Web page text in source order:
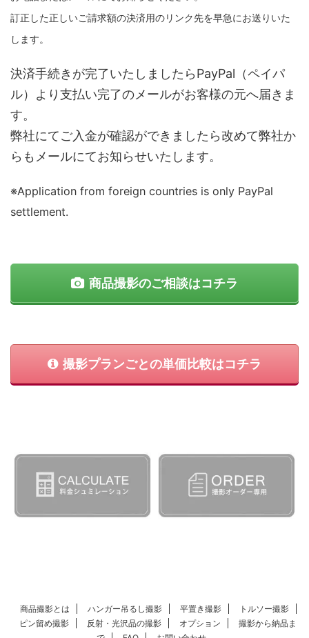
訂正した正しいご請求額の決済用のリンク先を早急にお送りいた
します。
決済手続きが完了いたしましたらPayPal（ペイパ
ル）より支払い完了のメールがお客様の元へ届きま
す。
弊社にてご入金が確認ができましたら改めて弊社か
らもメールにてお知らせいたします。
※Application from foreign countries is only PayPal
settlement.
商品撮影のご相談はコチラ
撮影プランごとの単価比較はコチラ
商品撮影とは ハンガー吊るし撮影 平置き撮影
トルソー撮影
ピン留め撮影
反射・光沢品の撮影 オプション
撮影から納品ま